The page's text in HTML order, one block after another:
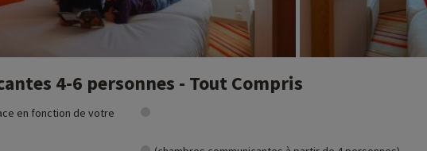
4-6 personnes - Tout Compris
en fonction de votre